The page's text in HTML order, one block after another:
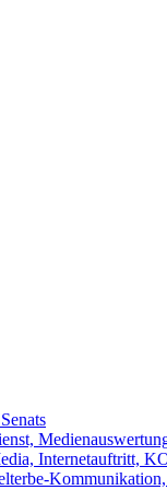
Internetauftritt,